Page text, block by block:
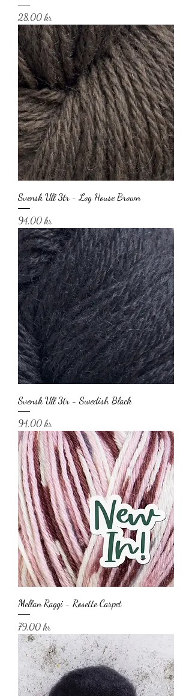
Pris
28,00 kr
Svensk Ull 3tr - Log House Brown
Pris
94,00 kr
Svensk Ull 3tr - Swedish Black
Pris
94,00 kr
Mellan Raggi - Rosette Carpet
Pris
79,00 kr